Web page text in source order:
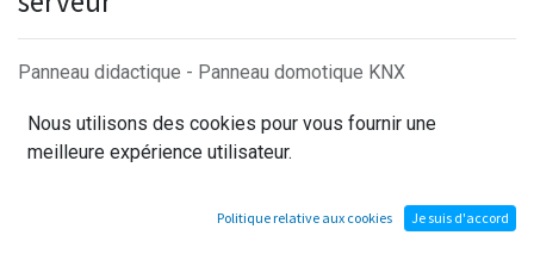
Panneau didactique - Panneau domotique KNX
Caractéristique du châssis :
- Structure profilée 30x30mm
Nous utilisons des cookies pour vous fournir une
meilleure expérience utilisateur.
Politique relative aux cookies Je suis d'accord